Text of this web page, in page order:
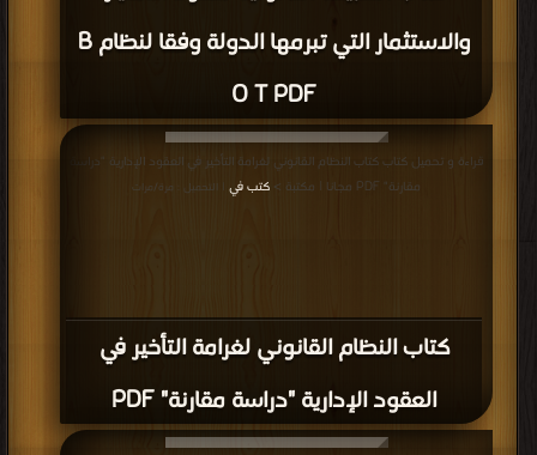
والاستثمار التي تبرمها الدولة وفقا لنظام B
O T PDF
كتاب النظام القانوني لغرامة التأخير في
العقود الإدارية "دراسة مقارنة" PDF
قراءة و تحميل كتاب كتاب النظام القانوني لغرامة التأخير في العقود الإدارية "دراسة
مقارنة" PDF مجانا | مكتبة >
كتب في | التحميل : مرة/مرات